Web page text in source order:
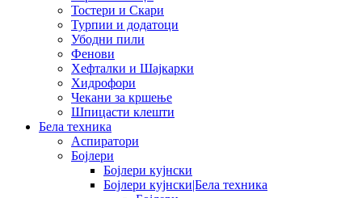
Тостери и Скари
Турпии и додатоци
Убодни пили
Фенови
Хефталки и Шајкарки
Хидрофори
Чекани за кршење
Шпицасти клешти
Бела техника
Аспиратори
Бојлери
Бојлери кујнски
Бојлери кујнски|Бела техника